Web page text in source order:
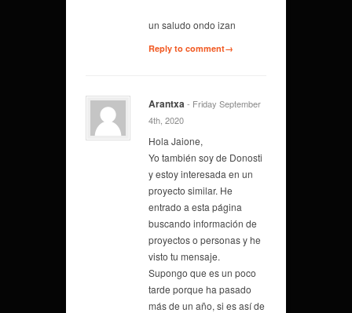
un saludo ondo izan
Reply to comment→
Arantxa- Friday September
4th, 2020
Hola Jaione,
Yo también soy de Donosti
y estoy interesada en un
proyecto similar. He
entrado a esta página
buscando información de
proyectos o personas y he
visto tu mensaje.
Supongo que es un poco
tarde porque ha pasado
más de un año, si es así de